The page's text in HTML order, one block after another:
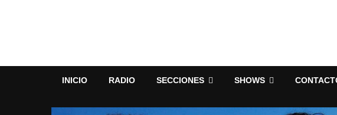
INICIO RADIO SECCIONES SHOWS